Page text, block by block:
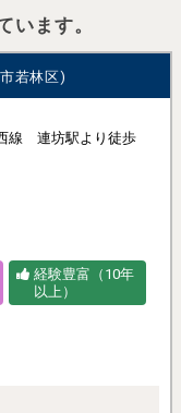
います。
若林区)
線 連坊駅より徒歩
経験豊富（10年
以上）